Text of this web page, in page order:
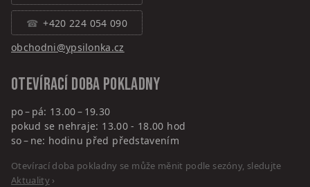
+420 224 054 090
obchodni@ypsilonka.cz
Otevírací doba pokladny
po – pá: 13.00 – 19.30
pokud se nehraje: 13.00 - 18.00 hod
so – ne: hodinu před představením
Otevírací doba pokladny se může měnit podle sezóny, sledujte
Aktuality›